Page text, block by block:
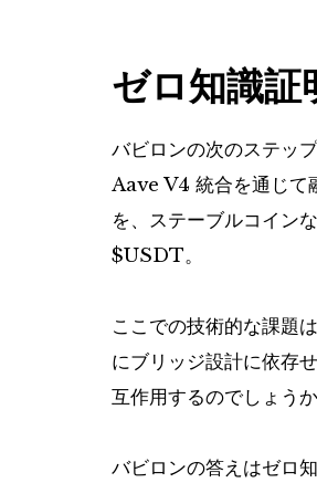
ゼロ知識
バビロンの次のステッ
Aave V4 統合を通じて
を、ステーブルコイン
$USDT。
ここでの技術的な課題
にブリッジ設計に依存
互作用するのでしょう
バビロンの答えはゼロ